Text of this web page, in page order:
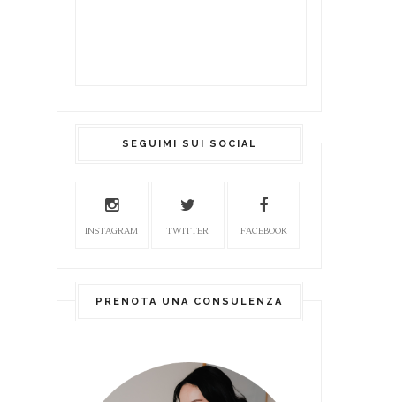
SEGUIMI SUI SOCIAL
INSTAGRAM TWITTER FACEBOOK
PRENOTA UNA CONSULENZA